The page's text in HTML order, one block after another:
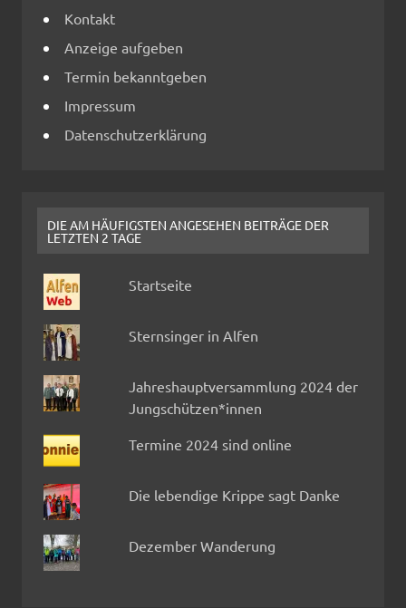
Kontakt
Anzeige aufgeben
Termin bekanntgeben
Impressum
Datenschutzerklärung
DIE AM HÄUFIGSTEN ANGESEHEN BEITRÄGE DER
LETZTEN 2 TAGE
Startseite
Sternsinger in Alfen
Jahreshauptversammlung 2024 der
Jungschützen*innen
Termine 2024 sind online
Die lebendige Krippe sagt Danke
Dezember Wanderung